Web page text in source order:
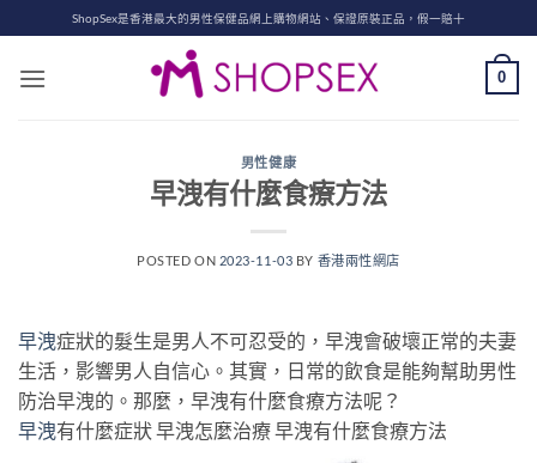
to
content
ShopSex是香港最大的男性保健品網上購物網站、保證原裝正品，假一賠十
0
男性健康
早洩有什麼食療方法
POSTED ON 2023-11-03 BY 香港兩性網店
早洩症狀的髮生是男人不可忍受的，早洩會破壞正常的夫妻
生活，影響男人自信心。其實，日常的飲食是能夠幫助男性
防治早洩的。那麼，早洩有什麼食療方法呢？
早洩有什麼症狀 早洩怎麼治療 早洩有什麼食療方法